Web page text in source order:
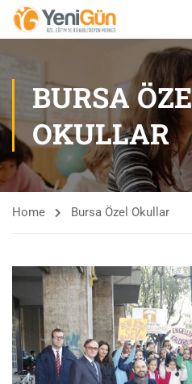
BURSA
OKULLAR
Home Bursa Özel Okullar